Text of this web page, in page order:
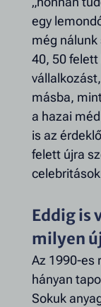
egy
még nálunk
40, 50
másba,
a hazai
is az
felett újra
Eddig is
milyen
Az 1990-es
hányan
Sokuk